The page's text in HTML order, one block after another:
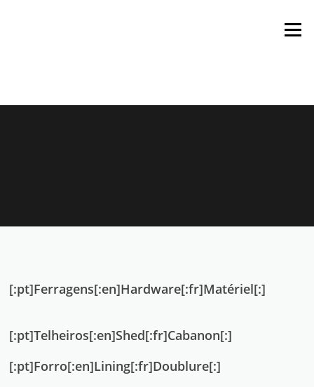
Menu
[:pt]Ferragens[:en]Hardware[:fr]Matériel[:]
[:pt]Telheiros[:en]Shed[:fr]Cabanon[:]
[:pt]Forro[:en]Lining[:fr]Doublure[:]